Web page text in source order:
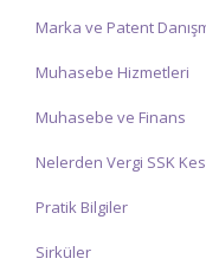
Marka ve Patent
Muhasebe Hizmetleri
Muhasebe ve Finans
Nelerden Vergi SSK
Pratik Bilgiler
Sirküler